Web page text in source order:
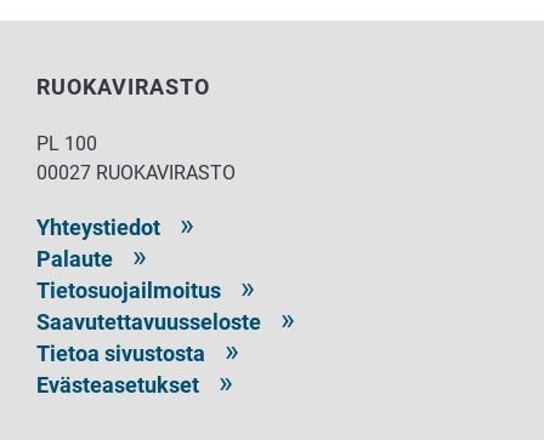
RUOKAVIRASTO
PL 100
00027 RUOKAVIRASTO
Yhteystiedot
Palaute
Tietosuojailmoitus
Saavutettavuusseloste
Tietoa sivustosta
Evästeasetukset